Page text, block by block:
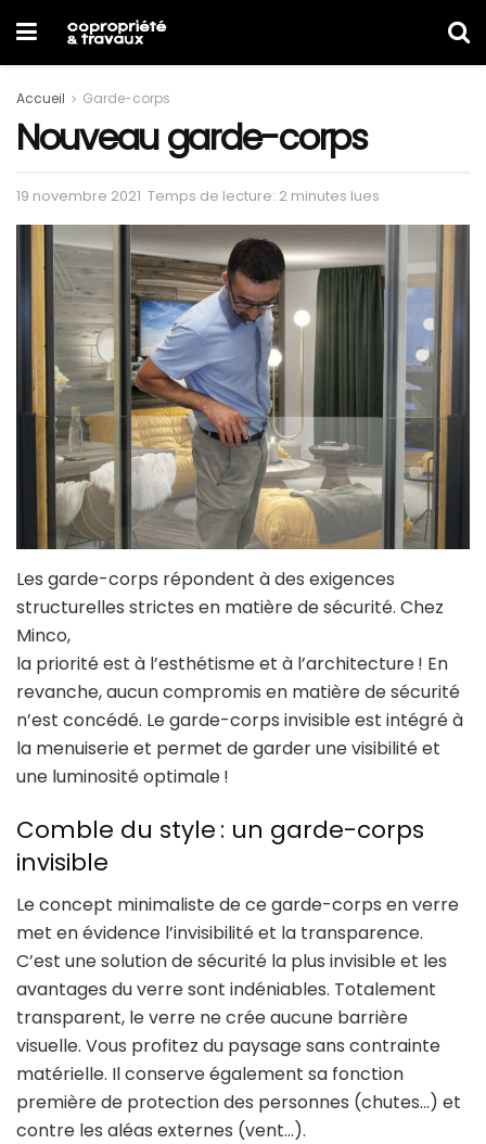
Accueil Garde-corps
Nouveau garde-corps
19 novembre 2021 Temps de lecture: 2 minutes lues
Les garde-corps répondent à des exigences
structurelles strictes en matière de sécurité. Chez
Minco,
la priorité est à l’esthétisme et à l’architecture ! En
revanche, aucun compromis en matière de sécurité
n’est concédé. Le garde-corps invisible est intégré à
la menuiserie et permet de garder une visibilité et
une luminosité optimale !
Comble du style : un garde-corps
invisible
Le concept minimaliste de ce garde-corps en verre
met en évidence l’invisibilité et la transparence.
C’est une solution de sécurité la plus invisible et les
avantages du verre sont indéniables. Totalement
transparent, le verre ne crée aucune barrière
visuelle. Vous profitez du paysage sans contrainte
matérielle. Il conserve également sa fonction
première de protection des personnes (chutes…) et
contre les aléas externes (vent…).